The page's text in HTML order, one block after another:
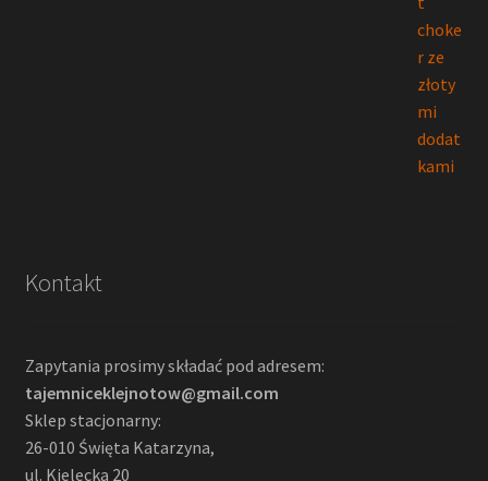
Kontakt
Zapytania prosimy składać pod adresem:
tajemniceklejnotow@gmail.com
Sklep stacjonarny:
26-010 Święta Katarzyna,
ul. Kielecka 20